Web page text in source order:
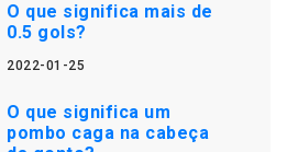
O que significa mais de
0.5 gols?
2022-01-25
O que significa um
pombo caga na cabeça